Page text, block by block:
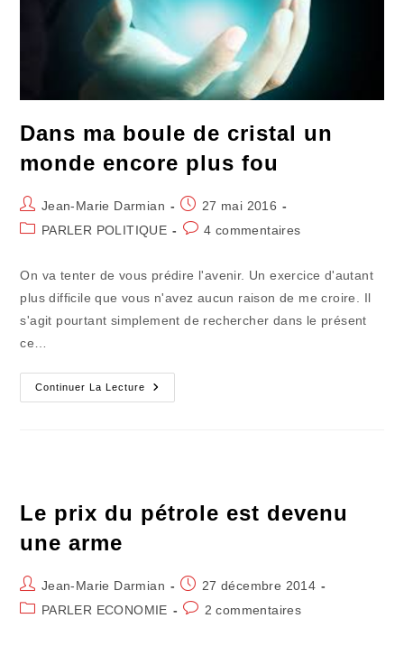
Dans ma boule de cristal un
monde encore plus fou
Auteur/autrice
de
Jean-Marie Darmian
Publication
publiée :
27 mai 2016
PostPARLER POLITIQUE
Commentaires
publication :
4 commentaires
On va tenter de vous prédire l'avenir. Un exercice d'autant
plus difficile que vous n'avez aucun raison de me croire. Il
s'agit pourtant simplement de rechercher dans le présent
ce…
Continuer La Lecture
Dans
Ma
Fou
Le prix du pétrole est devenu
une arme
Auteur/autrice
de
Jean-Marie Darmian
Publication
publiée :
27 décembre 2014
PostPARLER ECONOMIE
Commentaires
2 commentaires